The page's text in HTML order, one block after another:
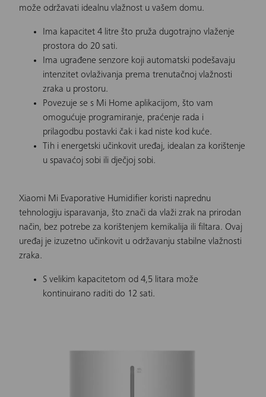
može održavati idealnu vlažnost u vašem domu.
Ima kapacitet 4 litre što pruža dugotrajno vlaženje
prostora do 20 sati.
Ima ugrađene senzore koji automatski podešavaju
intenzitet ovlaživanja prema trenutačnoj vlažnosti
zraka u prostoru.
Povezuje se s Mi Home aplikacijom, što vam
omogućuje programiranje, praćenje rada i
prilagodbu postavki čak i kad niste kod kuće.
Tih i energetski učinkovit uređaj, idealan za korištenje
u spavaćoj sobi ili dječjoj sobi.
Xiaomi Mi Evaporative Humidifier koristi naprednu
tehnologiju isparavanja, što znači da vlaži zrak na prirodan
način, bez potrebe za korištenjem kemikalija ili filtara. Ovaj
uređaj je izuzetno učinkovit u održavanju stabilne vlažnosti
zraka.
S velikim kapacitetom od 4,5 litara može
kontinuirano raditi do 12 sati.